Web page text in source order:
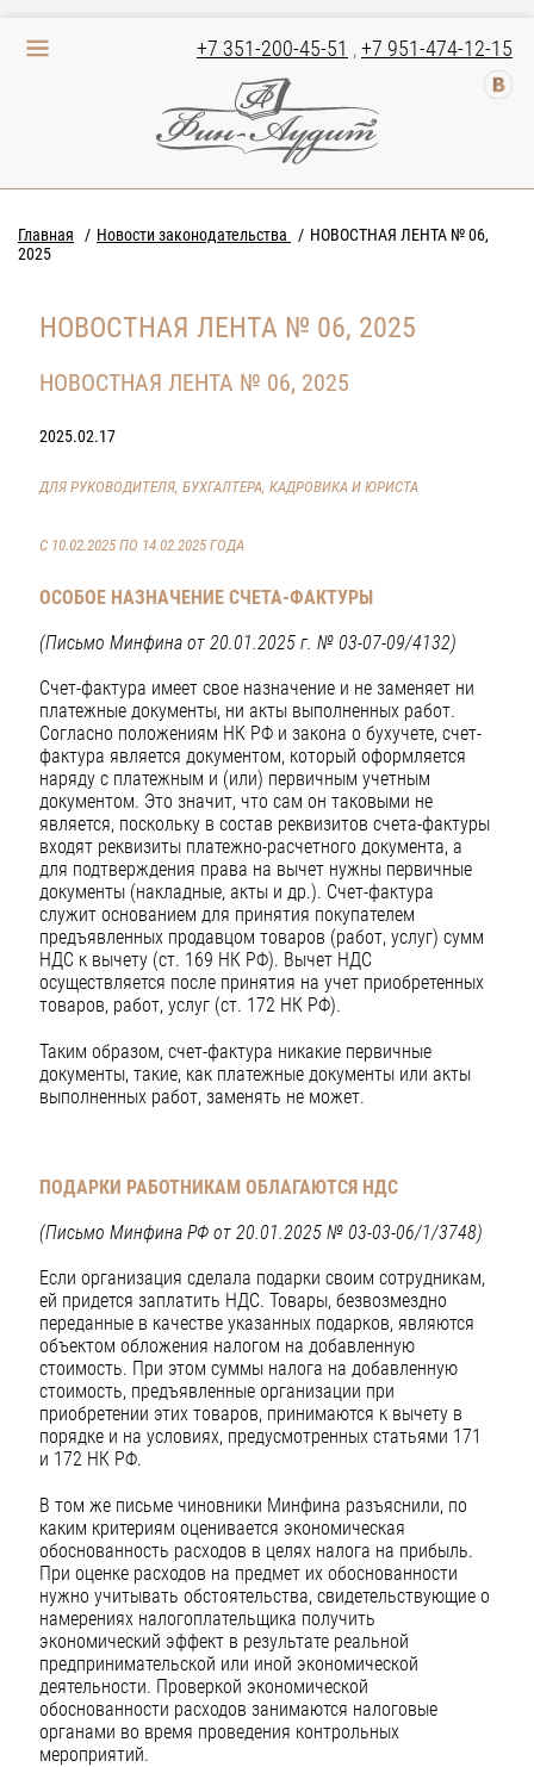
+7 351-200-45-51 ,+7 951-474-12-15
Главная Новости законодательства
НОВОСТНАЯ ЛЕНТА № 06,
2025
НОВОСТНАЯ ЛЕНТА № 06, 2025
НОВОСТНАЯ ЛЕНТА № 06, 2025
2025.02.17
ДЛЯ РУКОВОДИТЕЛЯ, БУХГАЛТЕРА, КАДРОВИКА И ЮРИСТА
С 10.02.2025 ПО 14.02.2025 ГОДА
ОСОБОЕ НАЗНАЧЕНИЕ СЧЕТА-ФАКТУРЫ
(Письмо Минфина от 20.01.2025 г. № 03-07-09/4132)
Счет-фактура имеет свое назначение и не заменяет ни
платежные документы, ни акты выполненных работ.
Согласно положениям НК РФ и закона о бухучете, счет-
фактура является документом, который оформляется
наряду с платежным и (или) первичным учетным
документом. Это значит, что сам он таковыми не
является, поскольку в состав реквизитов счета-фактуры
входят реквизиты платежно-расчетного документа, а
для подтверждения права на вычет нужны первичные
документы (накладные, акты и др.). Счет-фактура
служит основанием для принятия покупателем
предъявленных продавцом товаров (работ, услуг) сумм
НДС к вычету (ст. 169 НК РФ). Вычет НДС
осуществляется после принятия на учет приобретенных
товаров, работ, услуг (ст. 172 НК РФ).
Таким образом, счет-фактура никакие первичные
документы, такие, как платежные документы или акты
выполненных работ, заменять не может.
ПОДАРКИ РАБОТНИКАМ ОБЛАГАЮТСЯ НДС
(Письмо Минфина РФ от 20.01.2025 № 03-03-06/1/3748)
Если организация сделала подарки своим сотрудникам,
ей придется заплатить НДС. Товары, безвозмездно
переданные в качестве указанных подарков, являются
объектом обложения налогом на добавленную
стоимость. При этом суммы налога на добавленную
стоимость, предъявленные организации при
приобретении этих товаров, принимаются к вычету в
порядке и на условиях, предусмотренных статьями 171
и 172 НК РФ.
В том же письме чиновники Минфина разъяснили, по
каким критериям оценивается экономическая
обоснованность расходов в целях налога на прибыль.
При оценке расходов на предмет их обоснованности
нужно учитывать обстоятельства, свидетельствующие о
намерениях налогоплательщика получить
экономический эффект в результате реальной
предпринимательской или иной экономической
деятельности. Проверкой экономической
обоснованности расходов занимаются налоговые
органами во время проведения контрольных
мероприятий.